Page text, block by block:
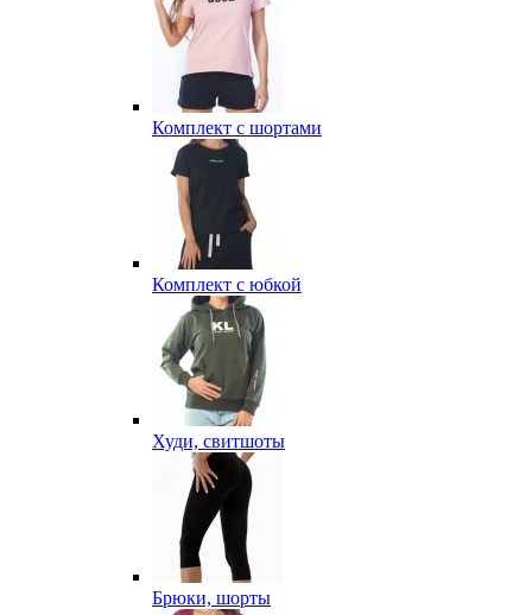
Комплект с шортами
Комплект с юбкой
Худи, свитшоты
Брюки, шорты